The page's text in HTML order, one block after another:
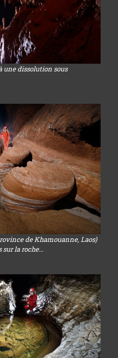
une dissolution sous
de Khamouanne, Laos)
sur la roche...